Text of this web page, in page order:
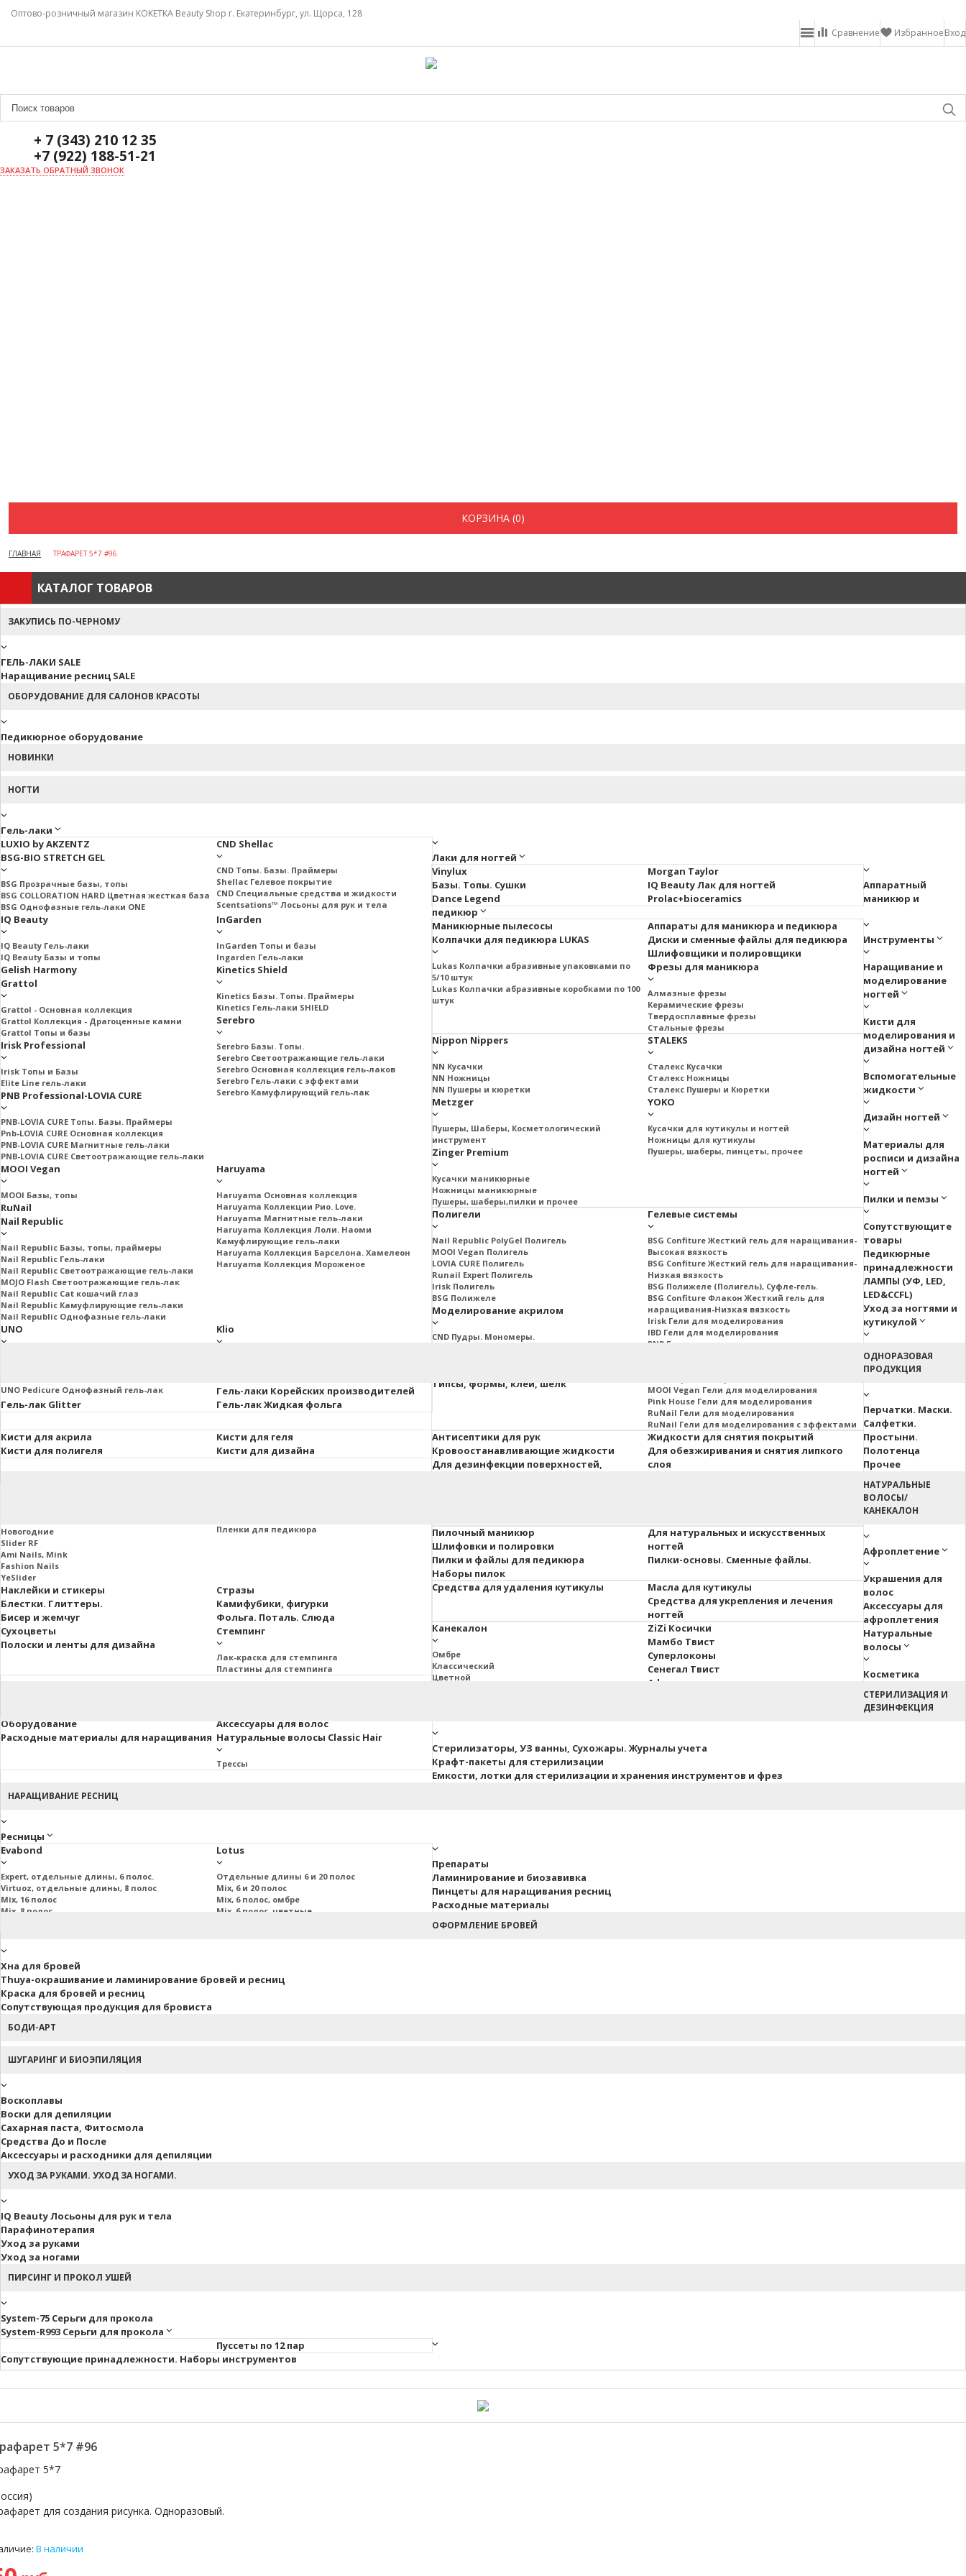
Оптово-розничный магазин KOKETKA Beauty Shop г. Екатеринбург, ул. Щорса, 128
Вход
Избранное
Сравнение
+ 7 (343) 210 12 35
+7 (922) 188-51-21
ЗАКАЗАТЬ ОБРАТНЫЙ ЗВОНОК
КОРЗИНА (0)
ГЛАВНАЯ ТРАФАРЕТ 5*7 #96
КАТАЛОГ ТОВАРОВ
ЗАКУПИСЬ ПО-ЧЕРНОМУ
ГЕЛЬ-ЛАКИ SALE
Наращивание ресниц SALE
ОБОРУДОВАНИЕ ДЛЯ САЛОНОВ КРАСОТЫ
Педикюрное оборудование
НОВИНКИ
НОГТИ
Гель-лаки
CND Shellac
CND Топы. Базы. Праймеры
Shellac Гелевое покрытие
CND Специальные средства и жидкости
Scentsations™ Лосьоны для рук и тела
LUXIO by AKZENTZ
BSG-BIO STRETCH GEL
BSG Прозрачные базы, топы
BSG COLLORATION HARD Цветная жесткая база
BSG Однофазные гель-лаки ONE
IQ Beauty
IQ Beauty Гель-лаки
IQ Beauty Базы и топы
InGarden
InGarden Топы и базы
Ingarden Гель-лаки
Gelish Harmony Kinetics Shield
Kinetics Базы. Топы. Праймеры
Kinetics Гель-лаки SHIELD
Grattol
Grattol - Oснoвнaя коллекция
Grattol Коллекция - Драгоценные камни
Grattol Топы и базы
Serebro
Serebro Базы. Топы.
Serebro Светоотражающие гель-лаки
Serebro Основная коллекция гель-лаков
Serebro Гель-лаки с эффектами
Serebro Камуфлирующий гель-лак
Irisk Professional
Irisk Топы и Базы
Elite Line гель-лаки
PNB Professional-LOVIA CURE
PNB-LOVIA CURE Топы. Базы. Праймеры
Pnb-LOVIA CURE Основная коллекция
PNB-LOVIA CURE Магнитные гель-лаки
PNB-LOVIA CURE Cветоотражающие гель-лаки
MOOI Vegan
MOOI Базы, топы
Haruyama
Haruyama Основная коллекция
Haruyama Коллекции Рио. Love.
Haruyama Магнитные гель-лаки
Haruyama Коллекция Лоли. Наоми
Камуфлирующие гель-лаки
Haruyama Коллекция Барселона. Хамелеон
Haruyama Коллекция Мороженое
RuNail
Nail Republic
Nail Republic Базы, топы, праймеры
Nail Republic Гель-лаки
Nail Republic Светоотражающие гель-лаки
MOJO Flash Светоотражающие гель-лак
Nail Republic Cat кошачий глаз
Nail Republic Камуфлирующие гель-лаки
Nail Republic Однофазные гель-лаки
UNO
UNO Pedicure Однофазный гель-лак
Klio
Гель-лаки Корейских производителей
Гель-лак Жидкая фольга
Гель-лак Glitter
Лаки для ногтей
Morgan Taylor
Vinylux
IQ Beauty Лак для ногтей
Prolac+bioceramics
Базы. Топы. Сушки
Dance Legend
Аппаратный
маникюр и
педикюр
Аппараты для маникюра и педикюра
Маникюрные пылесосы
Диски и сменные файлы для педикюра
Колпачки для педикюра LUKAS
Lukas Колпачки абразивные упаковками по
5/10 штук
Lukas Колпачки абразивные коробками по 100
штук
Шлифовщики и полировщики
Фрезы для маникюра
Алмазные фрезы
Керамические фрезы
Твердосплавные фрезы
Стальные фрезы
Инструменты
STALEKS
Сталекс Кусачки
Сталекс Ножницы
Сталекс Пушеры и Кюретки
Nippon Nippers
NN Кусачки
NN Ножницы
NN Пушеры и кюретки
YOKO
Кусачки для кутикулы и ногтей
Ножницы для кутикулы
Пушеры, шаберы, пинцеты, прочее
Metzger
Пушеры, Шаберы, Косметологический
инструмент
Zinger Premium
Кусачки маникюрные
Ножницы маникюрные
Пушеры, шаберы,пилки и прочее
Наращивание и
моделирование
ногтей
Гелевые системы
BSG Confiture Жесткий гель для наращивания-
Высокая вязкость
BSG Confiture Жесткий гель для наращивания-
Низкая вязкость
BSG Полижеле (Полигель), Суфле-гель.
BSG Confiture Флакон Жесткий гель для
наращивания-Низкая вязкость
Irisk Гели для моделирования
IBD Гели для моделирования
PNB Гели для моделирования
MOOI Vegan Гели для моделирования
Pink House Гели для моделирования
RuNail Гели для моделирования
RuNail Гели для моделирования с эффектами
Полигели
Nail Republic PolyGel Полигель
MOOI Vegan Полигель
LOVIA CURE Полигель
Runail Expert Полигель
Irisk Полигель
BSG Полижеле
Моделирование акрилом
CND Пудры. Мономеры.
Типсы, формы, клей, шелк
Кисти для
моделирования и
дизайна ногтей
Кисти для геля
Кисти для акрила
Кисти для дизайна
Кисти для полигеля
Вспомогательные
жидкости
Жидкости для снятия покрытий
Антисептики для рук
Для обезжиривания и снятия липкого
слоя
Кровоостанавливающие жидкости
Для дезинфекции поверхностей,
Дизайн ногтей
Пленки для педикюра
Новогодние
Slider RF
Ami Nails, Mink
Fashion Nails
YeSlider
Наклейки и стикеры
Стразы
Блестки. Глиттеры.
Камифубики, фигурки
Бисер и жемчуг
Фольга. Поталь. Слюда
Сухоцветы
Стемпинг
Лак-краска для стемпинга
Пластины для стемпинга
Полоски и ленты для дизайна
Материалы для
росписи и дизайна
ногтей
Пилки и пемзы
Для натуральных и искусственных
ногтей
Пилочный маникюр
Шлифовки и полировки
Пилки и файлы для педикюра
Пилки-основы. Сменные файлы.
Наборы пилок
Сопутствующите
товары
Педикюрные
принадлежности
ЛАМПЫ (УФ, LED,
LED&CCFL)
Уход за ногтями и
кутикулой
Масла для кутикулы
Средства для удаления кутикулы
Средства для укрепления и лечения
ногтей
ОДНОРАЗОВАЯ
ПРОДУКЦИЯ
Перчатки. Маски.
Салфетки.
Простыни.
Полотенца
Прочее
НАТУРАЛЬНЫЕ
ВОЛОСЫ/
КАНЕКАЛОН
Афроплетение
ZiZi Косички
Канекалон
Омбре
Классический
Цветной
Мамбо Твист
Суперлоконы
Сенегал Твист
Афрокосы
Украшения для
волос
Аксессуары для
афроплетения
Натуральные
волосы
Аксессуары для волос
Оборудование
Натуральные волосы Classic Hair
Трессы
Расходные материалы для наращивания
Косметика
СТЕРИЛИЗАЦИЯ И
ДЕЗИНФЕКЦИЯ
Стерилизаторы, УЗ ванны, Сухожары. Журналы учета
Крафт-пакеты для стерилизации
Емкости, лотки для стерилизации и хранения инструментов и фрез
НАРАЩИВАНИЕ РЕСНИЦ
Ресницы
Lotus
Отдельные длины 6 и 20 полос
Mix, 6 и 20 полос
Mix, 6 полос, омбре
Mix, 6 полос, цветные
Evabond
Expert, отдельные длины, 6 полос.
Virtuoz, отдельные длины, 8 полос
Mix, 16 полос
Mix, 8 полос
Препараты
Ламинирование и биозавивка
Пинцеты для наращивания ресниц
Расходные материалы
ОФОРМЛЕНИЕ БРОВЕЙ
Хна для бровей
Thuya-окрашивание и ламинирование бровей и ресниц
Краска для бровей и ресниц
Сопутствующая продукция для бровиста
БОДИ-АРТ
ШУГАРИНГ И БИОЭПИЛЯЦИЯ
Воскоплавы
Воски для депиляции
Сахарная паста, Фитосмола
Средства До и После
Аксессуары и расходники для депиляции
УХОД ЗА РУКАМИ. УХОД ЗА НОГАМИ.
IQ Beauty Лосьоны для рук и тела
Парафинотерапия
Уход за руками
Уход за ногами
ПИРСИНГ И ПРОКОЛ УШЕЙ
System-75 Серьги для прокола
System-R993 Серьги для прокола
Пуссеты по 12 пар
Cопутствующие принадлежности. Наборы инструментов
5*7 #96
5*7
для создания рисунка. Одноразовый.
В наличии